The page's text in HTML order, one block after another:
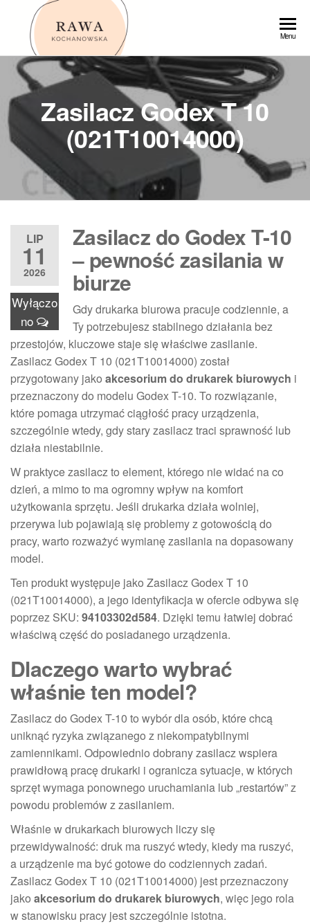
Przejdź
Menu
Zasilacz Godex T 10
(021T10014000)
LIP
11
2026
Wyłączo
no
Zasilacz do Godex T-10
– pewność zasilania w
biurze
Gdy drukarka biurowa pracuje codziennie, a
Ty potrzebujesz stabilnego działania bez
przestojów, kluczowe staje się właściwe zasilanie.
Zasilacz Godex T 10 (021T10014000) został
przygotowany jako akcesorium do drukarek biurowych i
przeznaczony do modelu Godex T-10. To rozwiązanie,
które pomaga utrzymać ciągłość pracy urządzenia,
szczególnie wtedy, gdy stary zasilacz traci sprawność lub
działa niestabilnie.
W praktyce zasilacz to element, którego nie widać na co
dzień, a mimo to ma ogromny wpływ na komfort
użytkowania sprzętu. Jeśli drukarka działa wolniej,
przerywa lub pojawiają się problemy z gotowością do
pracy, warto rozważyć wymianę zasilania na dopasowany
model.
Ten produkt występuje jako Zasilacz Godex T 10
(021T10014000), a jego identyfikacja w ofercie odbywa się
poprzez SKU: 94103302d584. Dzięki temu łatwiej dobrać
właściwą część do posiadanego urządzenia.
Dlaczego warto wybrać
właśnie ten model?
Zasilacz do Godex T-10 to wybór dla osób, które chcą
uniknąć ryzyka związanego z niekompatybilnymi
zamiennikami. Odpowiednio dobrany zasilacz wspiera
prawidłową pracę drukarki i ogranicza sytuacje, w których
sprzęt wymaga ponownego uruchamiania lub „restartów” z
powodu problemów z zasilaniem.
Właśnie w drukarkach biurowych liczy się
przewidywalność: druk ma ruszyć wtedy, kiedy ma ruszyć,
a urządzenie ma być gotowe do codziennych zadań.
Zasilacz Godex T 10 (021T10014000) jest przeznaczony
jako akcesorium do drukarek biurowych, więc jego rola
w stanowisku pracy jest szczególnie istotna.